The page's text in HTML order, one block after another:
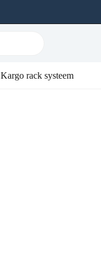
Kargo rack systeem